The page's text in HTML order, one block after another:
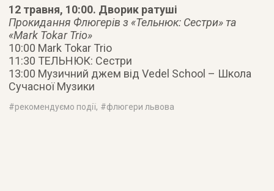
12 травня, 10:00. Дворик ратуші
Прокидання Флюгерів з «Тельнюк: Сестри» та
«Mark Tokar Trio»
10:00 Mark Tokar Trio
11:30 ТЕЛЬНЮК: Сестри
13:00 Музичний джем від Vedel School – Школа
Сучасної Музики
#рекомендуємо події, #флюгери львова